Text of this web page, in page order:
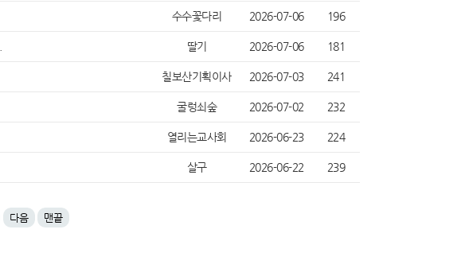
수수꽃다리 2026-07-06 196
딸기 2026-07-06 181
칠보산기획이사 2026-07-03 241
굴렁쇠숲 2026-07-02 232
열리는교사회 2026-06-23 224
살구 2026-06-22 239
다음 맨끝